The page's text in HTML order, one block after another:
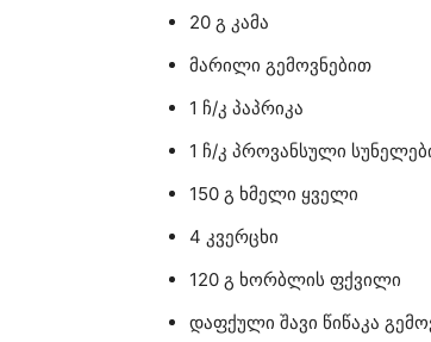
20 გ კამა
მარილი გემოვნებით
1 ჩ/კ პაპრიკა
1 ჩ/კ პროვანსული
150 გ ხმელი ყველი
4 კვერცხი
120 გ ხორბლის ფქვილი
დაფქული შავი წიწაკა